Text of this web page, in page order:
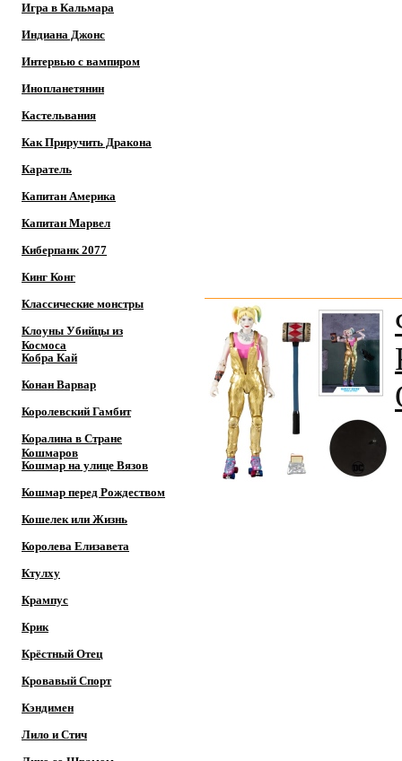
Игра в Кальмара
Индиана Джонс
Интервью с вампиром
Инопланетянин
Кастельвания
Как Приручить Дракона
Каратель
Капитан Америка
Капитан Марвел
Киберпанк 2077
Кинг Конг
Классические монстры
Клоуны Убийцы из
Космоса
Кобра Кай
Конан Варвар
Королевский Гамбит
Коралина в Стране
Кошмаров
Кошмар на улице Вязов
Кошмар перед Рождеством
Кошелек или Жизнь
Королева Елизавета
Ктулху
Крампус
Крик
Крёстный Отец
Кровавый Спорт
Кэндимен
Лило и Стич